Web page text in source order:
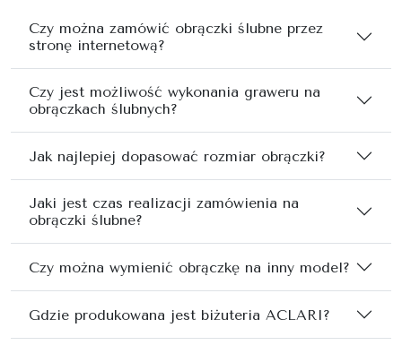
Czy można zamówić obrączki ślubne przez
stronę internetową?
Czy jest możliwość wykonania graweru na
obrączkach ślubnych?
Jak najlepiej dopasować rozmiar obrączki?
Jaki jest czas realizacji zamówienia na
obrączki ślubne?
Czy można wymienić obrączkę na inny model?
Gdzie produkowana jest biżuteria ACLARI?